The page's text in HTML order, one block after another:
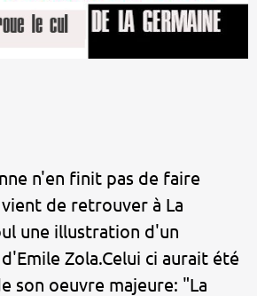
n'en finit pas de faire
de retrouver à La
une illustration d'un
Zola.Celui ci aurait été
son oeuvre majeure: "La